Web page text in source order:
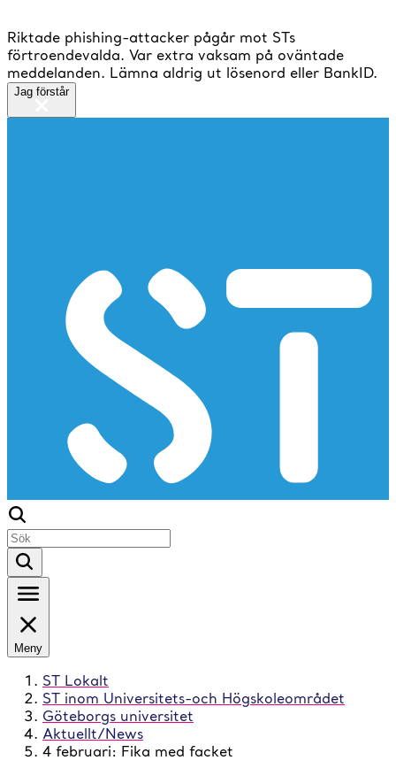
Riktade phishing-attacker pågår mot STs
förtroendevalda. Var extra vaksam på oväntade
meddelanden. Lämna aldrig ut lösenord eller BankID.
Jag förstår
Meny
ST Lokalt
ST inom Universitets-och Högskoleområdet
Göteborgs universitet
Aktuellt/News
4 februari: Fika med facket